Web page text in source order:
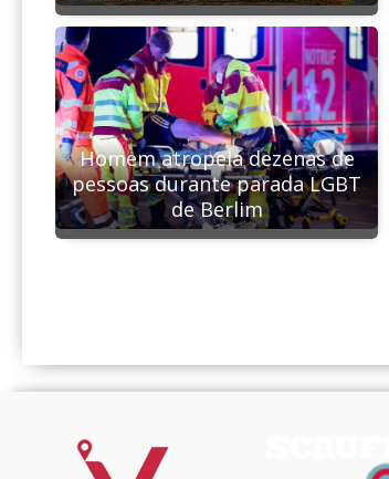
Homem atropela dezenas de
pessoas durante parada LGBT
de Berlim